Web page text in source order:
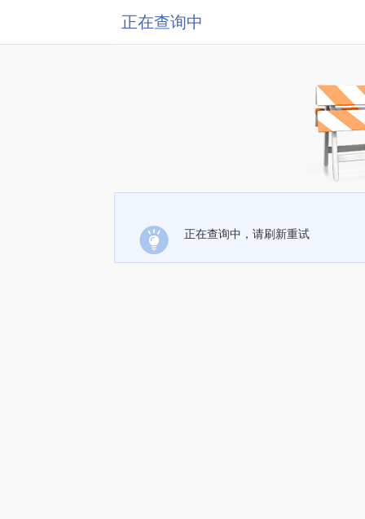
正在查询中
正在查询中，请刷新重试